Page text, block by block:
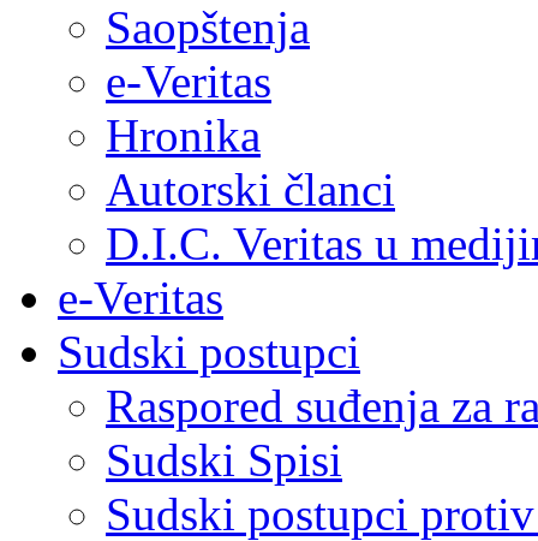
Saopštenja
e-Veritas
Hronika
Autorski članci
D.I.C. Veritas u
e-Veritas
Sudski postupci
Raspored suđenja za
Sudski Spisi
Sudski postupci